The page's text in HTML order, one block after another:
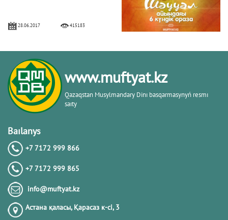
28.06.2017 415183
БЕРЕКЕЛІ БАРААТ ТҮНІ
06.04.2020
31.07.2017
Тіл-көзден сақтану және одан арылу
жолдарын білесіз бе?
www.muftyat.kz
Qazaqstan Musylmandary Dіnı basqarmasynyń resmı
saıty
Baılanys
+7 7172 999 866
+7 7172 999 865
info@muftyat.kz
Астана қаласы, Қарасаз к-сi, 3